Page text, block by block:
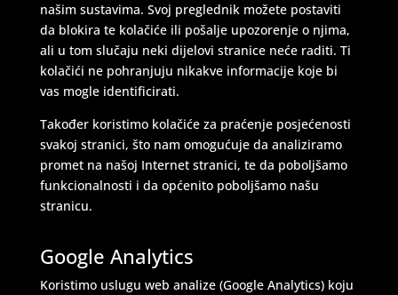
našim sustavima. Svoj preglednik možete postaviti
da blokira te kolačiće ili pošalje upozorenje o njima,
ali u tom slučaju neki dijelovi stranice neće raditi. Ti
kolačići ne pohranjuju nikakve informacije koje bi
vas mogle identificirati.
Također koristimo kolačiće za praćenje posjećenosti
svakoj stranici, što nam omogućuje da analiziramo
promet na našoj Internet stranici, te da poboljšamo
funkcionalnosti i da općenito poboljšamo našu
stranicu.
Google Analytics
Koristimo uslugu web analize (Google Analytics) koju